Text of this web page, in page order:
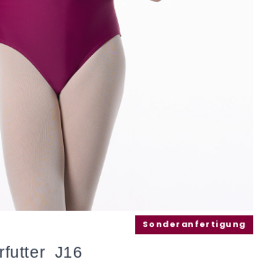
Sonderanfertigung
J16